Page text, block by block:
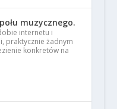
muzycznego.
internetu i
praktycznie żadnym
konkretów na